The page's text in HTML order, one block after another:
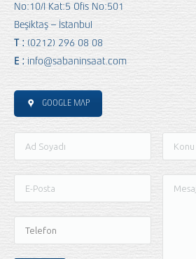
No:10/I Kat:5 Ofis No:501
Beşiktaş – İstanbul
T : (0212) 296 08 08
E : info@sabaninsaat.com
GOOGLE MAP